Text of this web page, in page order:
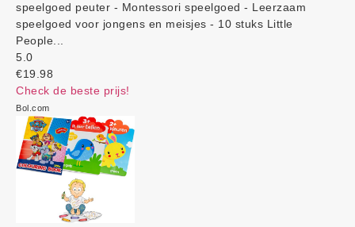
speelgoed peuter - Montessori speelgoed - Leerzaam
speelgoed voor jongens en meisjes - 10 stuks Little
People...
5.0
€19.98
Check de beste prijs!
Bol.com